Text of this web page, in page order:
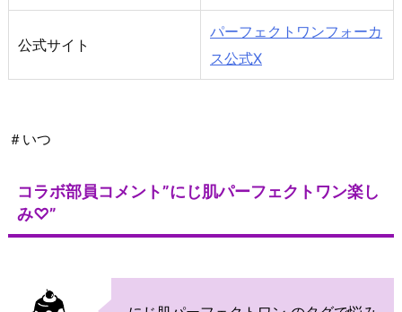
公式サイト
パーフェクトワンフォーカ
ス公式X
＃いつ
コラボ部員コメント”にじ肌パーフェクトワン楽し
み♡”